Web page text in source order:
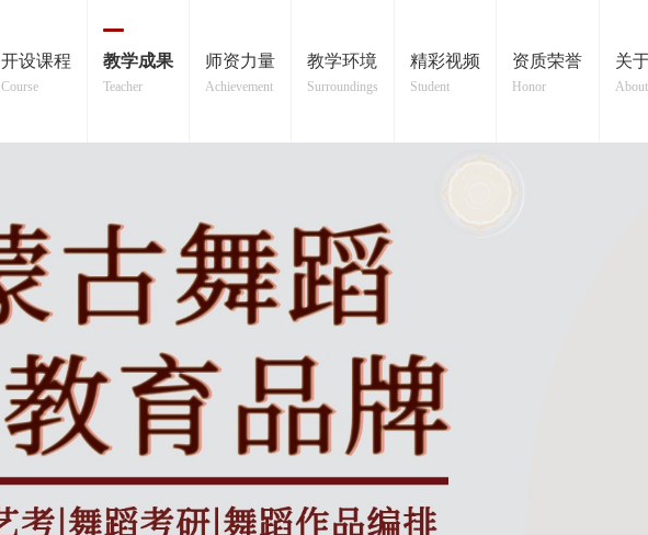
开设课程
Course
教学成果
Teacher
师资力量
Achievement
教学环境
Surroundings
精彩视频
Student
资质荣誉
Honor
关
About